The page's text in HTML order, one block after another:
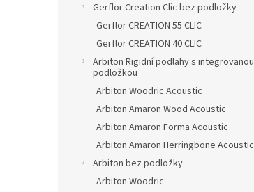
Gerflor Creation Clic bez podložky
Gerflor CREATION 55 CLIC
Gerflor CREATION 40 CLIC
Arbiton Rigidní podlahy s integrovanou
podložkou
Arbiton Woodric Acoustic
Arbiton Amaron Wood Acoustic
Arbiton Amaron Forma Acoustic
Arbiton Amaron Herringbone Acoustic
Arbiton bez podložky
Arbiton Woodric